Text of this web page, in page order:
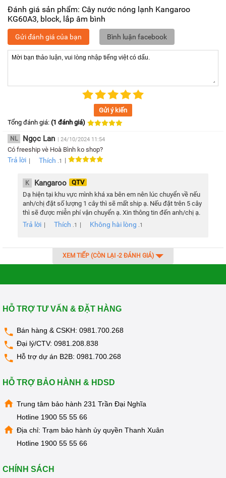
Công nghệ làm lạnh bằng Block cho khả năng lạnh sâu đến
Nhiệt độ làm lạnh khoảng 10ºC, nhệt độ làm nóng lên đến
hơn 90ºC dung tích bình chứa lớn cho bạn nguồn nước
nóng lạnh vô cùng dối dào.
Đánh giá sản phẩm: Cây nước nóng lạnh Kangaroo
KG60A3, block, lắp âm bình
Gửi đánh giá của bạn Bình luận facebook
Gửi ý kiến
Tổng đánh giá: (1 đánh giá)
NL Ngọc Lan | 24/10/2024 11:54
Có freeship vè Hoà Bình ko shop?
Trả lời | Thích .1 |
K Kangaroo
QTV
Dạ hiện tại khu vực mình khá xa bên em nên lúc chuyển về nếu
anh/chị đặt số lượng 1 cây thì sẽ mất ship ạ. Nếu đặt trên 5 cây
thì sẽ được miễn phí vận chuyển ạ. Xin thông tin đến anh/chị ạ.
Trả lời | Thích .1 | Không hài lòng .1
XEM TIẾP (CÒN LẠI -2 ĐÁNH GIÁ)
HỖ TRỢ TƯ VẤN & ĐẶT HÀNG
Bán hàng & CSKH: 0981.700.268
Đại lý/CTV: 0981.208.838
Hỗ trợ dự án B2B: 0981.700.268
HỖ TRỢ BẢO HÀNH & HDSD
Trung tâm bảo hành 231 Trần Đại Nghĩa
Hotline 1900 55 55 66
Địa chỉ: Trạm bảo hành ủy quyền Thanh Xuân
Hotline 1900 55 55 66
CHÍNH SÁCH